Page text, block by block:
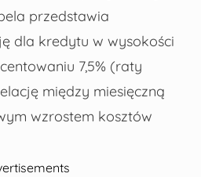
przedstawia
dla kredytu w wysokości
7,5% (raty
między miesięczną
wzrostem kosztów